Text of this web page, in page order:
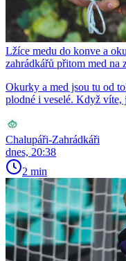
Lžíce medu do konve a
zahrádkářů přitom med na
Okurky a med jsou tu od
plodné i veselé. Když víte,
Chalupáři-Zahrádkáři
dnes, 20:38
2 min